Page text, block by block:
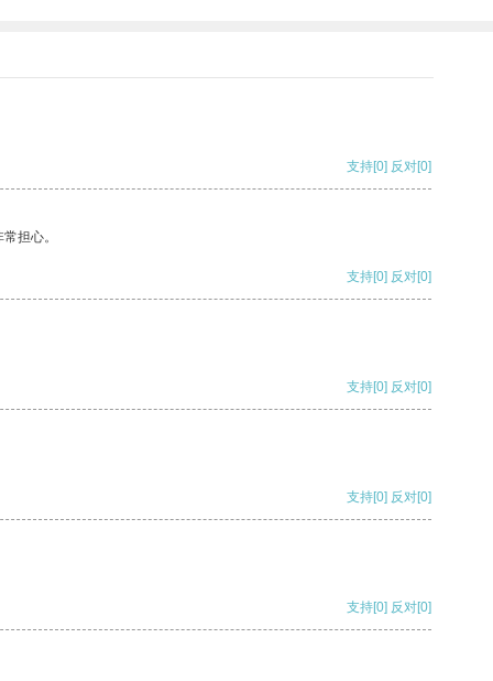
支持[0] 反对[0]
担心。
支持[0] 反对[0]
支持[0] 反对[0]
支持[0] 反对[0]
支持[0] 反对[0]